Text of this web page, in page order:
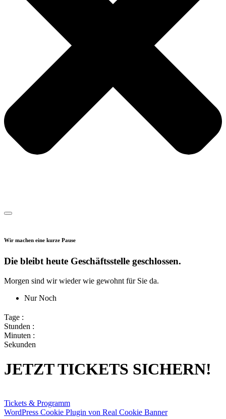
Wir machen eine kurze Pause
Die bleibt heute Geschäftsstelle geschlossen.
Morgen sind wir wieder wie gewohnt für Sie da.
Nur Noch
Tage :
Stunden :
Minuten :
Sekunden
JETZT TICKETS SICHERN!
Tickets & Programm
WordPress Cookie Plugin von Real Cookie Banner